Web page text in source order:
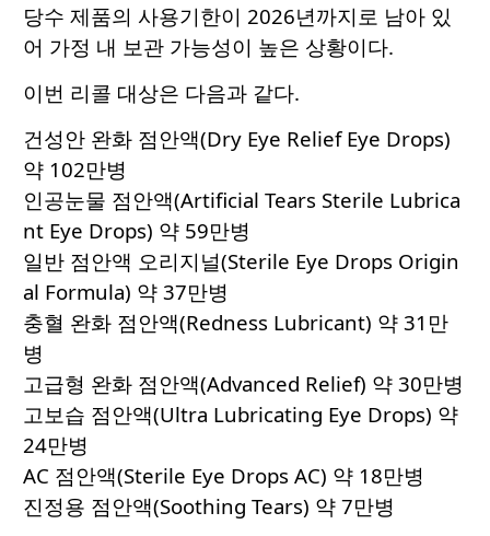
당수 제품의 사용기한이 2026년까지로 남아 있
어 가정 내 보관 가능성이 높은 상황이다.
이번 리콜 대상은 다음과 같다.
건성안 완화 점안액(Dry Eye Relief Eye Drops)
약 102만병
인공눈물 점안액(Artificial Tears Sterile Lubrica
nt Eye Drops) 약 59만병
일반 점안액 오리지널(Sterile Eye Drops Origin
al Formula) 약 37만병
충혈 완화 점안액(Redness Lubricant) 약 31만
병
고급형 완화 점안액(Advanced Relief) 약 30만병
고보습 점안액(Ultra Lubricating Eye Drops) 약
24만병
AC 점안액(Sterile Eye Drops AC) 약 18만병
진정용 점안액(Soothing Tears) 약 7만병